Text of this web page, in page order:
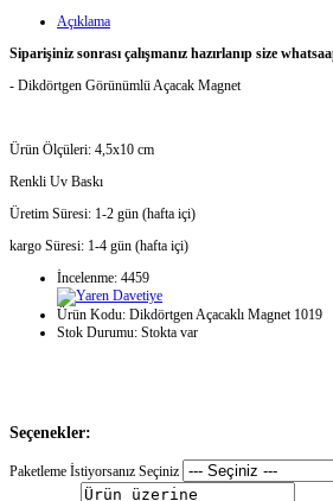
Açıklama
Siparişiniz sonrası çalışmanız hazırlanıp size
- Dikdörtgen Görünümlü Açacak Magnet
Ürün Ölçüleri: 4,5x10 cm
Renkli Uv Baskı
Üretim Süresi: 1-2 gün (hafta içi)
kargo Süresi: 1-4 gün (hafta içi)
İncelenme: 4459
Ürün Kodu: Dikdörtgen Açacaklı Magnet 1019
Stok Durumu: Stokta var
Seçenekler:
Paketleme İstiyorsanız Seçiniz